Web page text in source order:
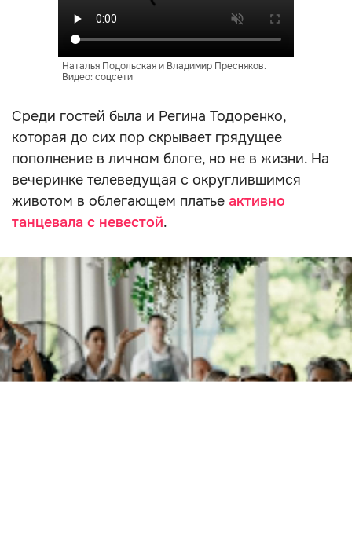
Наталья Подольская и Владимир Пресняков.
Видео: соцсети
Среди гостей была и Регина Тодоренко,
которая до сих пор скрывает грядущее
пополнение в личном блоге, но не в жизни. На
вечеринке телеведущая с округлившимся
животом в облегающем платье активно
танцевала с невестой.